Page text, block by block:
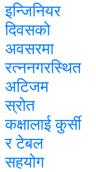
इन्जिनियर
दिवसको
अवसरमा
रत्ननगरस्थित
अटिजम
स्रोत
कक्षालाई कुर्सी
र टेबल
सहयोग